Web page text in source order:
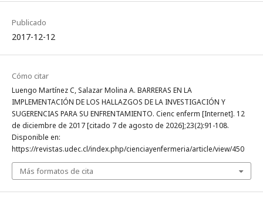
Publicado
2017-12-12
Cómo citar
Luengo Martínez C, Salazar Molina A. BARRERAS EN LA
IMPLEMENTACIÓN DE LOS HALLAZGOS DE LA INVESTIGACIÓN Y
SUGERENCIAS PARA SU ENFRENTAMIENTO. Cienc enferm [Internet]. 12
de diciembre de 2017 [citado 7 de agosto de 2026];23(2):91-108.
Disponible en:
https://revistas.udec.cl/index.php/cienciayenfermeria/article/view/450
Más formatos de cita